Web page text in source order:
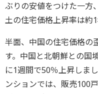
ぶりの安値をつけた一方
土の住宅価格上昇率は約
半面、中国の住宅価格の
す。中国と北朝鮮との国
に1週間で50％上昇しま
ンションでは、販売100